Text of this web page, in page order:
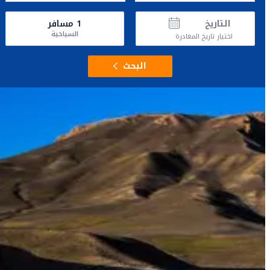
التاريخ
اختيار تاريخ المغادرة
1 مسافر
السياحية
البحث